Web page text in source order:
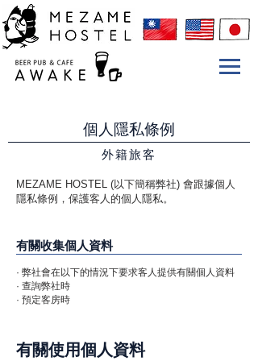
個人隱私條例
外籍旅客
MEZAME HOSTEL (以下簡稱弊社) 會跟據個人
隱私條例，保護客人的個人隱私。
有關收集個人資料
· 弊社會在以下的情況下要求客人提供有關個人資料
· 查詢弊社時
· 預定客房時
有關使用個人資料